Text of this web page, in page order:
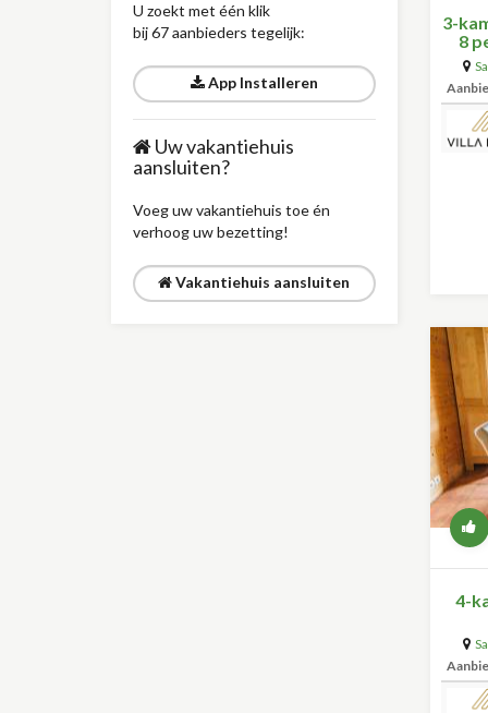
U zoekt met één klik
bij 67 aanbieders tegelijk:
App Installeren
Uw vakantiehuis
aansluiten?
Voeg uw vakantiehuis toe én
verhoog uw bezetting!
Vakantiehuis aansluiten
3-
8
4-